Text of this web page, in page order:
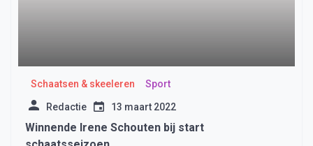
Schaatsen & skeeleren Sport
Redactie 13 maart 2022
Winnende Irene Schouten bij start